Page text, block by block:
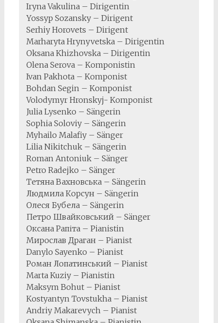
Iryna Vakulinа – Dirigentin
Yossyp Sozansky – Dirigent
Serhiy Horovets – Dirigent
Marharyta Hrynyvetska – Dirigentin
Oksana Khizhovska – Dirigentin
Olena Serova – Komponistin
Ivan Pakhota – Komponist
Bohdan Segin – Komponist
Volodymyr Hronskyj- Komponist
Julia Lysenko – Sängerin
Sophia Soloviy – Sängerin
Myhailo Malafiy – Sänger
Lilia Nikitchuk – Sängerin
Roman Antoniuk – Sänger
Petro Radejko – Sänger
Тетяна Вахновська – Sängerin
Людмила Корсун – Sängerin
Олеся Бубела – Sängerin
Петро Швайковський – Sänger
Оксана Рапіта – Pianistin
Мирослав Драган – Pianist
Danylo Sayenko – Pianist
Роман Лопатинський – Pianist
Marta Kuziy – Pianistin
Maksym Bohut – Pianist
Kostyantyn Tovstukha – Pianist
Andriy Makarevych – Pianist